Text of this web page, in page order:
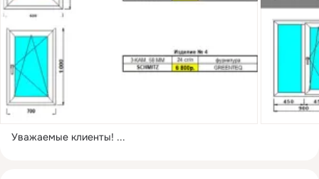
Уважаемые клиенты! ...